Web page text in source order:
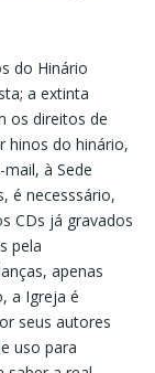
do Hinário
a extinta
os direitos de
hinos do hinário,
à Sede
é necesssário,
CDs já gravados
pela
apenas
a Igreja é
seus autores
uso para